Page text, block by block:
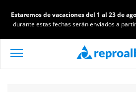
Estaremos de vacaciones del 1 al 23 de
durante estas fechas serán enviados a